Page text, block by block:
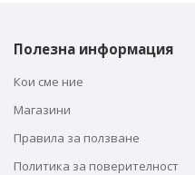
Полезна информация
Кои сме ние
Магазини
Правила за ползване
Политика за поверителност